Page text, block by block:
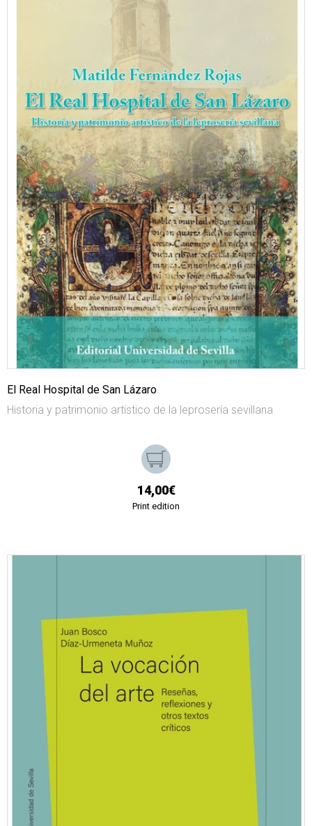
El Real Hospital de San Lázaro
Historia y patrimonio artístico de la leprosería sevillana
14,00€
Print edition